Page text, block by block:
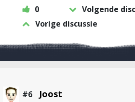
0
Volgende
Vorige discussie
#6 Joost